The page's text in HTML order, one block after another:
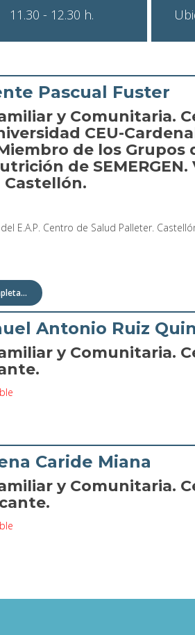
11.30 - 12.30 h.
Pascual Fuster
y Comunitaria.
CEU-
de los Grupos
de
Castellón.
E.A.P. Centro de Salud Palleter.
Antonio Ruiz
y Comunitaria.
Caride Miana
y Comunitaria.